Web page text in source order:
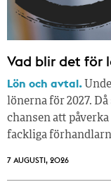
Vad blir det för
Lön och avtal.
lönerna för 2027.
chansen att
fackliga
7 AUGUSTI, 2026